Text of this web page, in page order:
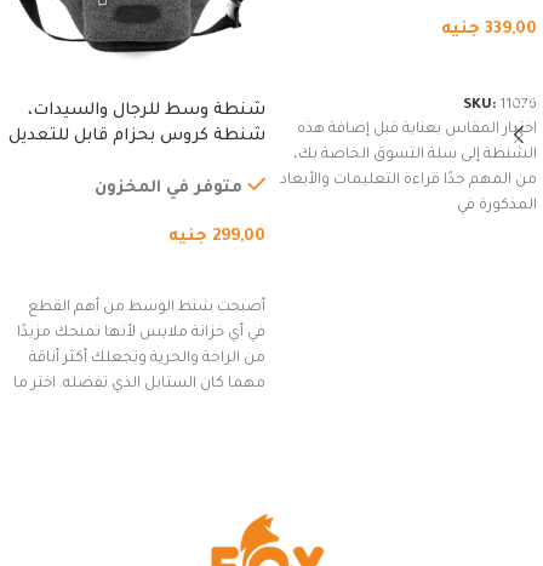
339,00 جنيه
SKU: 11076
اختيار المقاس بعناية قبل إضافة هذه
الشنطة إلى سلة التسوق الخاصة بك،
من المهم جدًا قراءة التعليمات والأبعاد
المذكورة في
شنطة وسط للرجال والسيدات،
شنطة كروس بحزام قابل للتعديل
السفر، الجري العادي، المشي
(رمادي)
متوفر في المخزون
299,00 جنيه
أصبحت شنط الوسط من أهم القطع
في أي خزانة ملابس لأنها تمنحك مزيدًا
من الراحة والحرية وتجعلك أكثر أناقة
مهما كان الستايل الذي تفضله. اختر ما